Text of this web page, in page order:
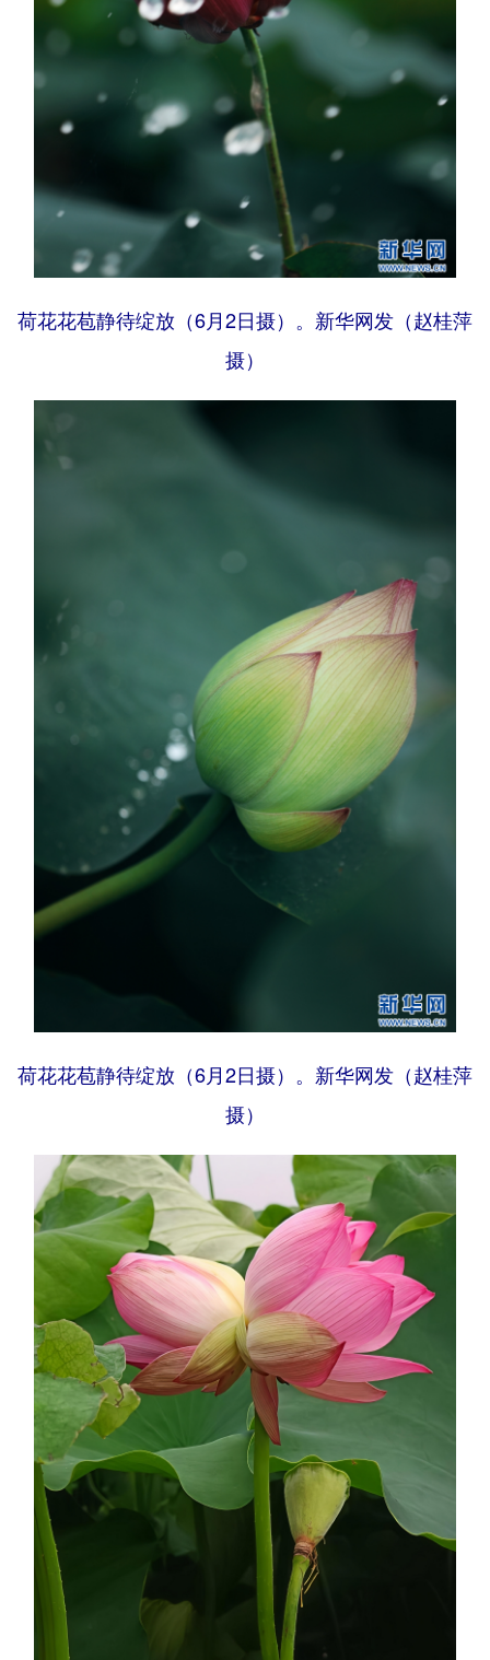
荷花花苞静待绽放（6月2日摄）。新华网发（赵桂萍
摄）
荷花花苞静待绽放（6月2日摄）。新华网发（赵桂萍
摄）